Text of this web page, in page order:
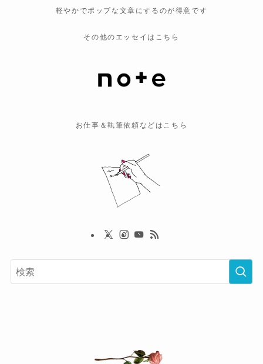
軽やかでポップな文章にするのが得意です
その他のエッセイはこちら
お仕事＆執筆依頼などはこちら